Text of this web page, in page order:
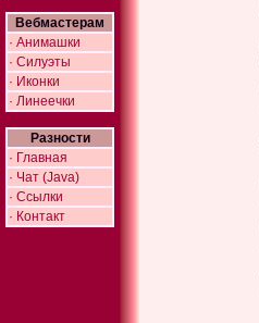
Вебмастерам
· Анимашки
· Силуэты
· Иконки
· Линеечки
Разности
· Главная
· Чат (Java)
· Ссылки
· Контакт